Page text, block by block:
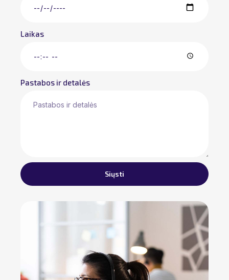
Laikas
Pastabos ir detalės
Siųsti